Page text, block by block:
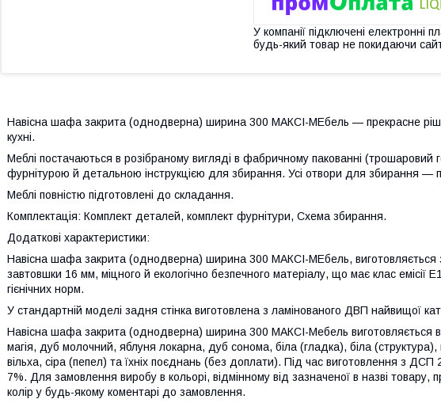
У компанії підключені електронні
будь-який товар не покидаючи
Навісна шафа закрита (однодверна) ширина 300 МАКСІ-МЕбель — прекрасне
кухні.
Меблі постачаються в розібраному вигляді в фабричному пакованні (трошаровий
фурнітурою й детальною інструкцією для збирання. Усі отвори для збирання —
Меблі повністю підготовлені до складання.
Комплектація: Комплект деталей, комплект фурнітури, Схема збирання.
Додаткові характеристики:
Навісна шафа закрита (однодверна) ширина 300 МАКСІ-МЕбель, виготовляється
завтовшки 16 мм, міцного й екологічно безпечного матеріалу, що має клас емісії
гієнічних норм.
У стандартній моделі задня стінка виготовлена з ламінованого ДВП найвищої
Навісна шафа закрита (однодверна) ширина 300 МАКСІ-Мебель виготовляється
магія, дуб молочний, яблуня локарна, дуб сонома, біла (гладка), біла (структура),
вільха, сіра (пепел) та їхніх поєднань (без доплати). Під час виготовлення з ДСП
7%. Для замовлення виробу в кольорі, відмінному від зазначеної в назві
колір у будь-якому коментарі до замовлення.